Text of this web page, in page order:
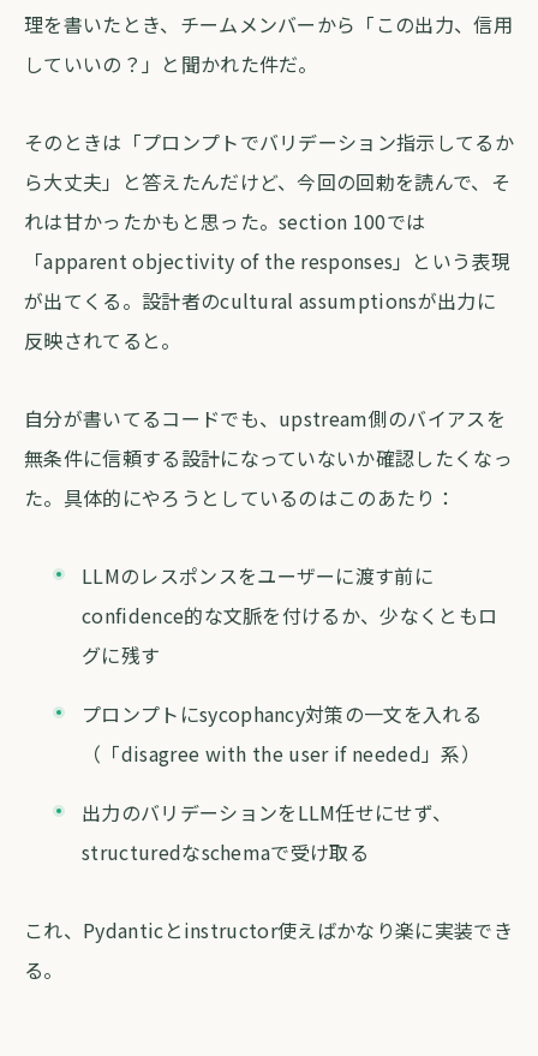
理を書いたとき、チームメンバーから「この出力、信用
していいの？」と聞かれた件だ。
そのときは「プロンプトでバリデーション指示してるか
ら大丈夫」と答えたんだけど、今回の回勅を読んで、そ
れは甘かったかもと思った。section 100では
「apparent objectivity of the responses」という表現
が出てくる。設計者のcultural assumptionsが出力に
反映されてると。
自分が書いてるコードでも、upstream側のバイアスを
無条件に信頼する設計になっていないか確認したくなっ
た。具体的にやろうとしているのはこのあたり：
LLMのレスポンスをユーザーに渡す前に
confidence的な文脈を付けるか、少なくともロ
グに残す
プロンプトにsycophancy対策の一文を入れる
（「disagree with the user if needed」系）
出力のバリデーションをLLM任せにせず、
structuredなschemaで受け取る
これ、Pydanticとinstructor使えばかなり楽に実装でき
る。